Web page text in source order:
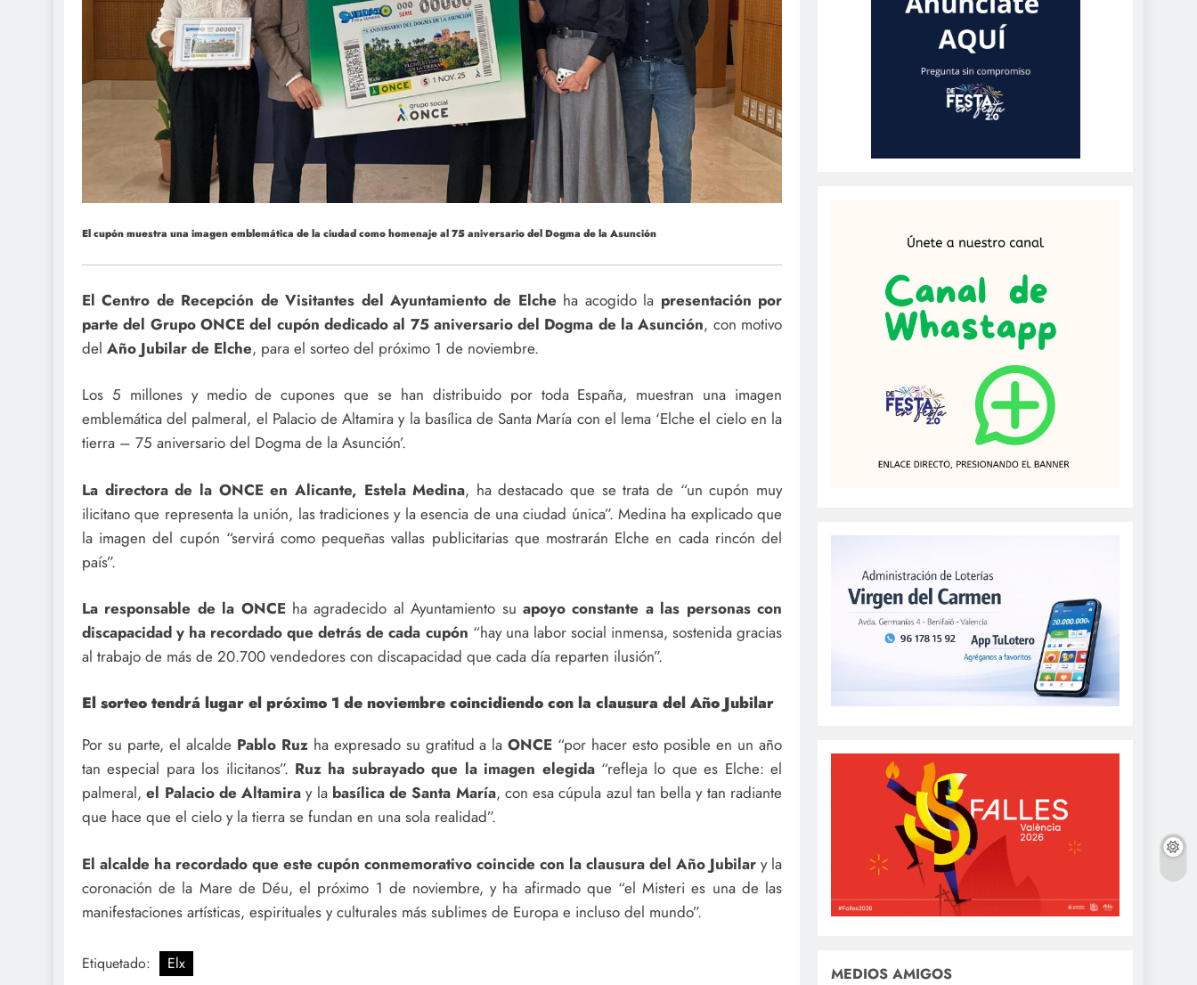
El cupón muestra una imagen emblemática de la ciudad como homenaje al 75 aniversario del Dogma de la Asunción
El Centro de Recepción de Visitantes del Ayuntamiento de Elche ha acogido la presentación por
parte del Grupo ONCE del cupón dedicado al 75 aniversario del Dogma de la Asunción, con motivo
del Año Jubilar de Elche, para el sorteo del próximo 1 de noviembre.
Los 5 millones y medio de cupones que se han distribuido por toda España, muestran una imagen
emblemática del palmeral, el Palacio de Altamira y la basílica de Santa María con el lema ‘Elche el cielo en la
tierra – 75 aniversario del Dogma de la Asunción’.
La directora de la ONCE en Alicante, Estela Medina, ha destacado que se trata de “un cupón muy
ilicitano que representa la unión, las tradiciones y la esencia de una ciudad única”. Medina ha explicado que
la imagen del cupón “servirá como pequeñas vallas publicitarias que mostrarán Elche en cada rincón del
país”.
La responsable de la ONCEha agradecido al Ayuntamiento su apoyo constante a las personas con
discapacidad y ha recordado que detrás de cada cupón “hay una labor social inmensa, sostenida gracias
al trabajo de más de 20.700 vendedores con discapacidad que cada día reparten ilusión”.
El sorteo tendrá lugar el próximo 1 de noviembre coincidiendo con la clausura del Año Jubilar
Por su parte, el alcalde Pablo Ruzha expresado su gratitud a laONCE “por hacer esto posible en un año
tan especial para los ilicitanos”. Ruz ha subrayado que la imagen elegida“refleja lo que es Elche: el
palmeral, el Palacio de Altamira y la basílica de Santa María, con esa cúpula azul tan bella y tan radiante
que hace que el cielo y la tierra se fundan en una sola realidad”.
El alcalde ha recordado que este cupón conmemorativo coincide con la clausura del Año Jubilar y la
coronación de la Mare de Déu, el próximo 1 de noviembre, y ha afirmado que “el Misteri es una de las
manifestaciones artísticas, espirituales y culturales más sublimes de Europa e incluso del mundo”.
Etiquetado: Elx MEDIOS AMIGOS